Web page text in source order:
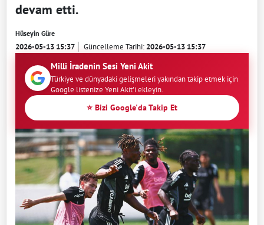
devam etti.
Hüseyin Güre
2026-05-13 15:37 Güncelleme Tarihi:2026-05-13 15:37
Milli İradenin Sesi Yeni Akit
Türkiye ve dünyadaki gelişmeleri yakından takip etmek için
Google listenize Yeni Akit'i ekleyin.
⭐ Bizi Google'da Takip Et